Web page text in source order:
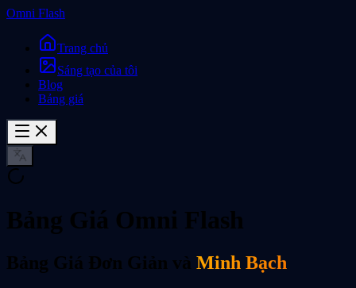
Omni Flash
Trang chủ
Sáng tạo của tôi
Blog
Bảng giá
Bảng Giá Omni Flash
Bảng Giá Đơn Giản và Minh Bạch